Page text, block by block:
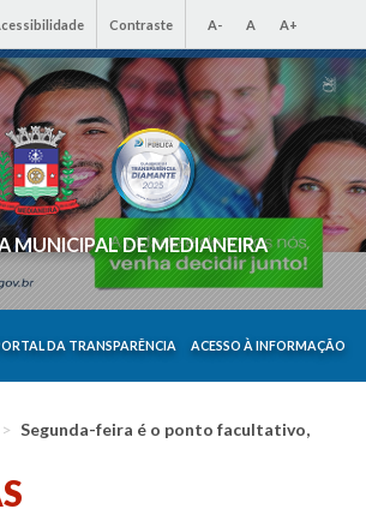
Contraste A- A A+
MUNICIPAL DE MEDIANEIRA
DA TRANSPARÊNCIA ACESSO À INFORMAÇÃO
> Segunda-feira é o ponto facultativo,